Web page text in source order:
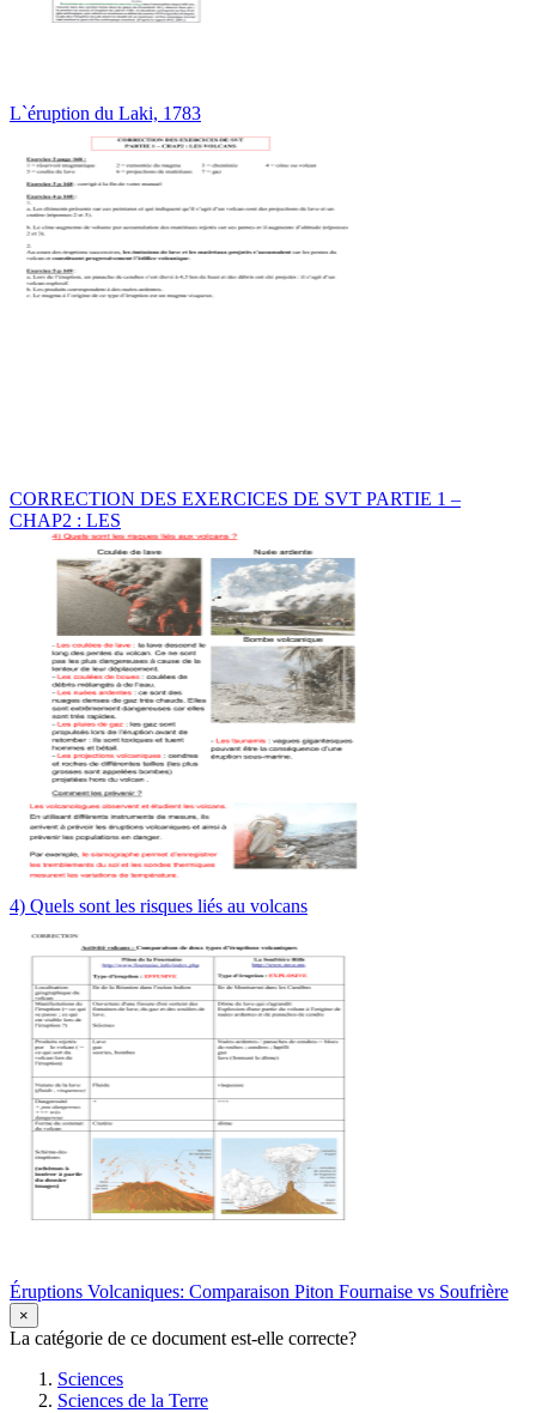
L`éruption du Laki, 1783
CORRECTION DES EXERCICES DE SVT PARTIE 1 –
CHAP2 : LES
4) Quels sont les risques liés au volcans
Éruptions Volcaniques: Comparaison Piton Fournaise vs Soufrière
×
La catégorie de ce document est-elle correcte?
Sciences
Sciences de la Terre